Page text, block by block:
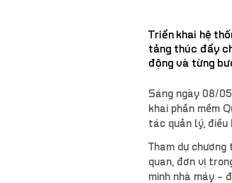
Triển khai hệ
tảng thúc đẩy
động và từng
Sáng ngày 08/
khai phần mềm
tác quản lý, điều
Tham dự
quan, đơn vị
minh nhà máy –